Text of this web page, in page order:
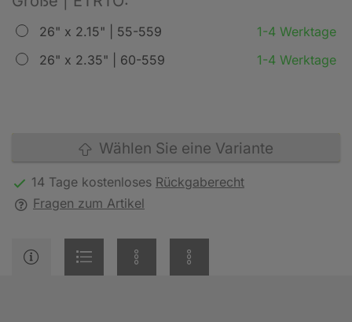
26" x 2.15" | 55-559
1-4 Werktage
26" x 2.35" | 60-559
1-4 Werktage
Wählen Sie eine Variante
14 Tage kostenloses Rückgaberecht
Fragen zum Artikel